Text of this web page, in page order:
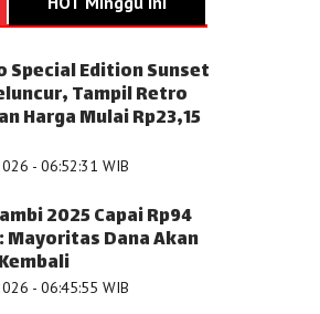
Special Edition Sunset
Tampil Retro
Harga Mulai Rp23,15
- 06:52:31 WIB
2025 Capai Rp94
Mayoritas Dana Akan
- 06:45:55 WIB